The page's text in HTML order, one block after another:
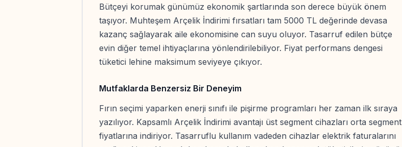
Bütçeyi korumak günümüz ekonomik şartlarında son derece büyük önem
taşıyor. Muhteşem Arçelik İndirimi fırsatları tam 5000 TL değerinde devasa
kazanç sağlayarak aile ekonomisine can suyu oluyor. Tasarruf edilen bütçe
evin diğer temel ihtiyaçlarına yönlendirilebiliyor. Fiyat performans dengesi
tüketici lehine maksimum seviyeye çıkıyor.
Mutfaklarda Benzersiz Bir Deneyim
Fırın seçimi yaparken enerji sınıfı ile pişirme programları her zaman ilk sıraya
yazılıyor. Kapsamlı Arçelik İndirimi avantajı üst segment cihazları orta segment
fiyatlarına indiriyor. Tasarruflu kullanım vadeden cihazlar elektrik faturalarını